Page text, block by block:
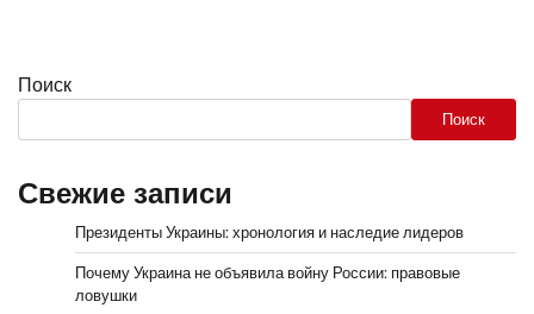
Поиск
Поиск
Свежие записи
Президенты Украины: хронология и наследие лидеров
Почему Украина не объявила войну России: правовые
ловушки